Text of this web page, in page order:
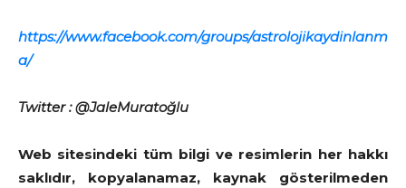
https://www.facebook.com/groups/astrolojikaydinlanm
a/
Twitter : @JaleMuratoğlu
Web sitesindeki tüm bilgi ve resimlerin her hakkı
saklıdır, kopyalanamaz, kaynak gösterilmeden